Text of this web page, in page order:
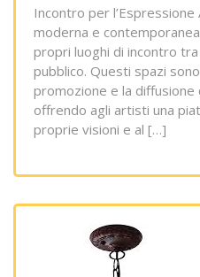
Incontro per
moderna e
propri luoghi di incontro
pubblico. Questi spazi
promozione e la diffusione
offrendo agli artisti una
proprie visioni e al […]